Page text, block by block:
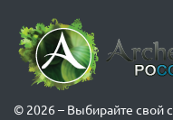
© 2026 – Выбирайте свой